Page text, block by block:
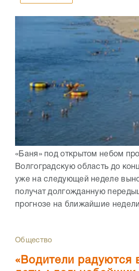
«Баня» под открытом небом
Волгоградскую область до
уже на следующей неделе
получат долгожданную
прогнозе на ближайшие
Общество
«Водители радуются